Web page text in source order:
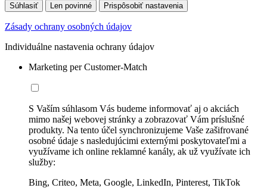
Súhlasiť Len povinné Prispôsobiť nastavenia
Zásady ochrany osobných údajov
Individuálne nastavenia ochrany údajov
Marketing per Customer-Match
S Vaším súhlasom Vás budeme informovať aj o akciách
mimo našej webovej stránky a zobrazovať Vám príslušné
produkty. Na tento účel synchronizujeme Vaše zašifrované
osobné údaje s nasledujúcimi externými poskytovateľmi a
využívame ich online reklamné kanály, ak už využívate ich
služby:
Bing, Criteo, Meta, Google, LinkedIn, Pinterest, TikTok